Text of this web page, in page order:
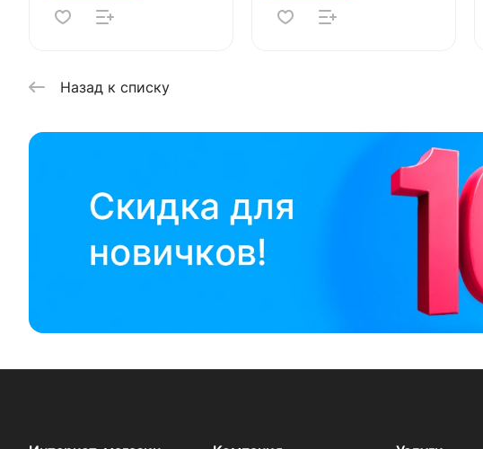
Назад к списку